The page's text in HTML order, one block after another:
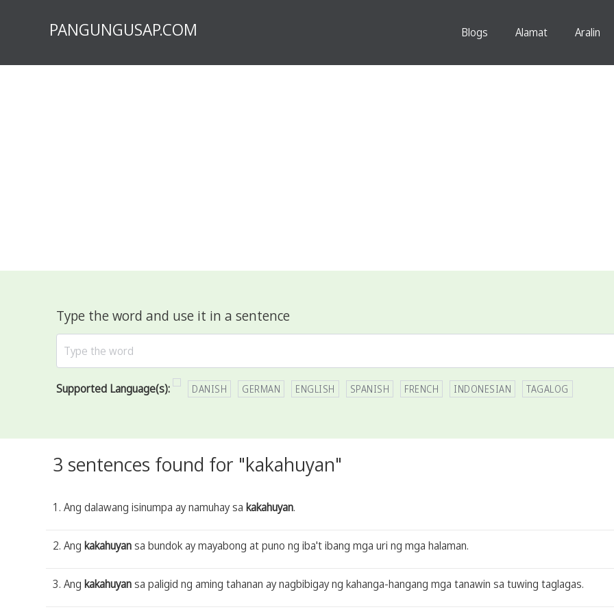
PANGUNGUSAP.COM Blogs Alamat Aralin
Type the word and use it in a sentence
Supported Language(s): DANISH GERMAN ENGLISH SPANISH FRENCH INDONESIAN TAGALOG
3 sentences found for "kakahuyan"
1. Ang dalawang isinumpa ay namuhay sa kakahuyan.
2. Ang kakahuyansa bundok ay mayabong at puno ng iba't ibang mga uri ng mga halaman.
3. Ang kakahuyansa paligid ng aming tahanan ay nagbibigay ng kahanga-hangang mga tanawin sa tuwing taglagas.